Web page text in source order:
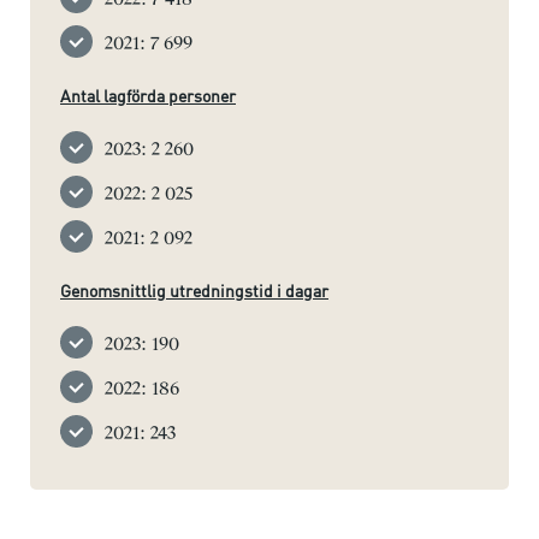
2021: 7 699
Antal lagförda personer
2023: 2 260
2022: 2 025
2021: 2 092
Genomsnittlig utredningstid i dagar
2023: 190
2022: 186
2021: 243